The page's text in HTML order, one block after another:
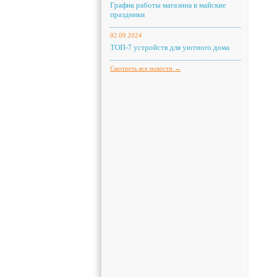
График работы магазина в майские
праздники
02.09.2024
ТОП-7 устройств для уютного дома
Смотреть все новости →